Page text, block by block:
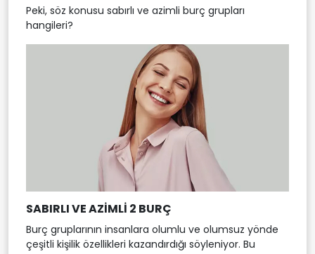
Peki, söz konusu sabırlı ve azimli burç grupları
hangileri?
SABIRLI VE AZİMLİ 2 BURÇ
Burç gruplarının insanlara olumlu ve olumsuz yönde
çeşitli kişilik özellikleri kazandırdığı söyleniyor. Bu